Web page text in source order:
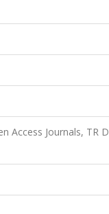
Access Journals, TR